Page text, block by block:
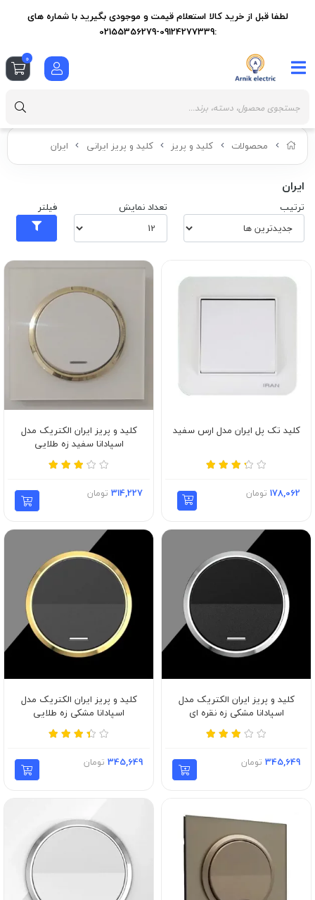
محصولات کلید و پریز کلید و پریز ایرانی ایران
ایران
ترتیب تعداد نمایش فیلتر
کلید تک پل ایران مدل ارس سفید
178,062 تومان
کلید و پریز ایران الکتریک مدل
اسپادانا سفید زه طلایی
314,227 تومان
کلید و پریز ایران الکتریک مدل
اسپادانا مشکی زه نقره ای
345,649 تومان
کلید و پریز ایران الکتریک مدل
اسپادانا مشکی زه طلایی
345,649 تومان
لطفا قبل از خرید کالا استعلام قیمت و موجودی بگیرید با شماره های
:09124277339-02155356279
0